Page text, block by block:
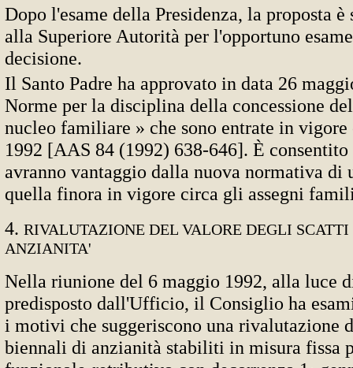
Dopo l'esame della Presidenza, la proposta
alla Superiore Autorità per l'opportuno
decisione.
Il Santo Padre ha approvato in data 26
Norme per la disciplina della concessione
nucleo familiare » che sono entrate in
1992 [AAS 84 (1992) 638-646]. È
avranno vantaggio dalla nuova normativa di
quella finora in vigore circa gli assegni
4. RIVALUTAZIONE DEL VALORE DEGLI
ANZIANITA'
Nella riunione del 6 maggio 1992, alla luce
predisposto dall'Ufficio, il Consiglio ha
i motivi che suggeriscono una rivalutazione
biennali di anzianità stabiliti in misura fissa